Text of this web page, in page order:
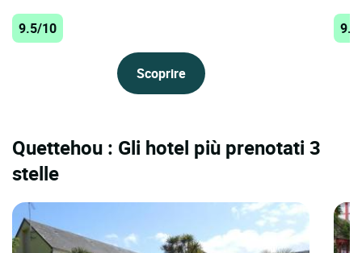
9.5/10
Scoprire
Quettehou : Gli hotel più prenotati 3
stelle